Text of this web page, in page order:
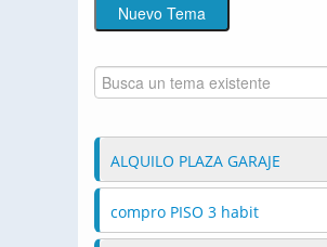
ALQUILO PLAZA GARAJE
compro PISO 3 habit